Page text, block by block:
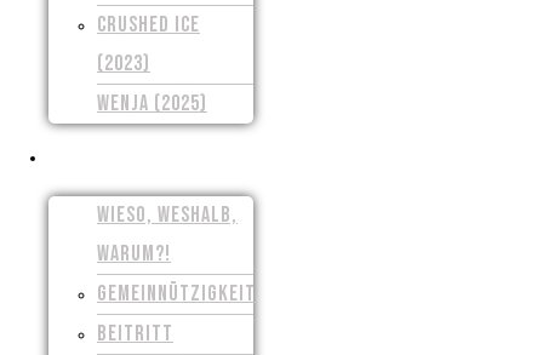
CRUSHED ICE
(2023)
WENJA (2025)
WIESO, WESHALB,
WARUM?!
GEMEINNÜTZIGKEIT
BEITRITT